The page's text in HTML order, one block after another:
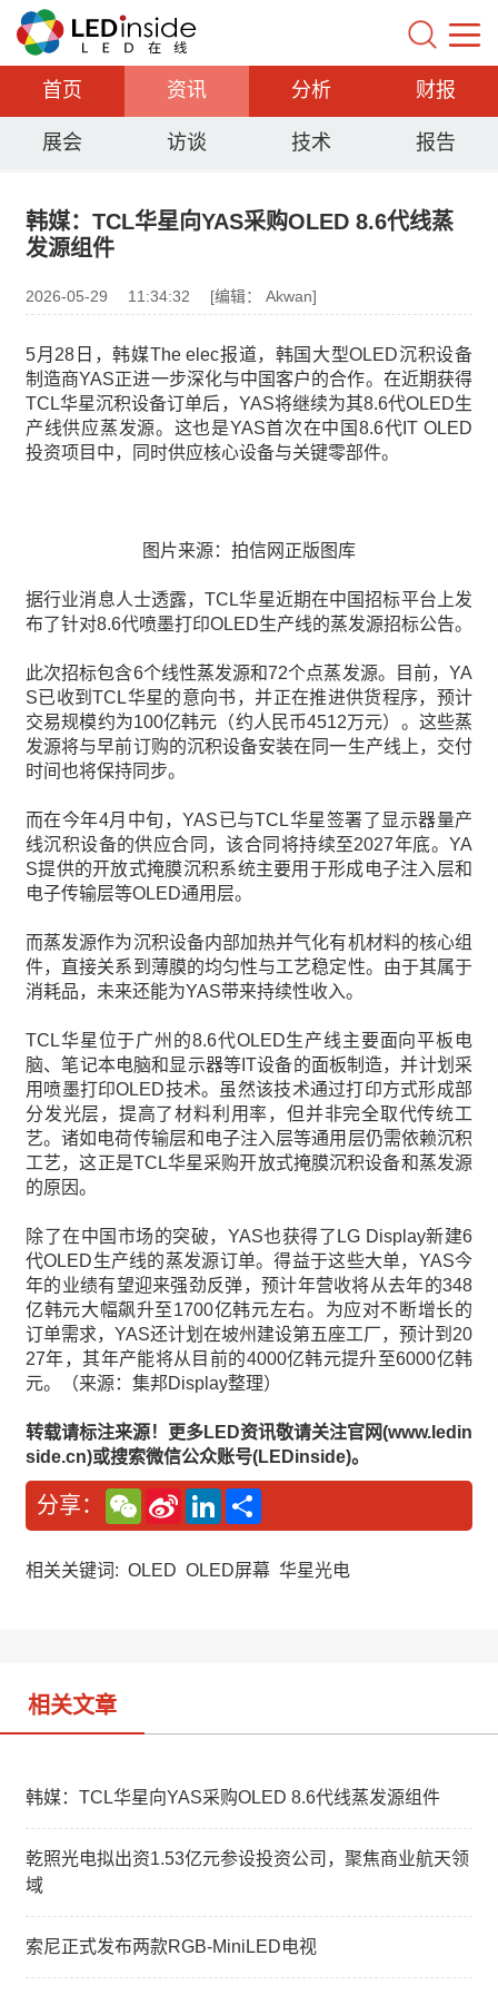
首页 资讯 分析 财报
展会 访谈 技术 报告
韩媒：TCL华星向YAS采购OLED 8.6代线蒸
发源组件
2026-05-29 11:34:32 [编辑： Akwan]
5月28日，韩媒The elec报道，韩国大型OLED沉积设备
制造商YAS正进一步深化与中国客户的合作。在近期获得
TCL华星沉积设备订单后，YAS将继续为其8.6代OLED生
产线供应蒸发源。这也是YAS首次在中国8.6代IT OLED
投资项目中，同时供应核心设备与关键零部件。
图片来源：拍信网正版图库
据行业消息人士透露，TCL华星近期在中国招标平台上发
布了针对8.6代喷墨打印OLED生产线的蒸发源招标公告。
此次招标包含6个线性蒸发源和72个点蒸发源。目前，YA
S已收到TCL华星的意向书，并正在推进供货程序，预计
交易规模约为100亿韩元（约人民币4512万元）。这些蒸
发源将与早前订购的沉积设备安装在同一生产线上，交付
时间也将保持同步。
而在今年4月中旬，YAS已与TCL华星签署了显示器量产
线沉积设备的供应合同，该合同将持续至2027年底。YA
S提供的开放式掩膜沉积系统主要用于形成电子注入层和
电子传输层等OLED通用层。
而蒸发源作为沉积设备内部加热并气化有机材料的核心组
件，直接关系到薄膜的均匀性与工艺稳定性。由于其属于
消耗品，未来还能为YAS带来持续性收入。
TCL华星位于广州的8.6代OLED生产线主要面向平板电
脑、笔记本电脑和显示器等IT设备的面板制造，并计划采
用喷墨打印OLED技术。虽然该技术通过打印方式形成部
分发光层，提高了材料利用率，但并非完全取代传统工
艺。诸如电荷传输层和电子注入层等通用层仍需依赖沉积
工艺，这正是TCL华星采购开放式掩膜沉积设备和蒸发源
的原因。
除了在中国市场的突破，YAS也获得了LG Display新建6
代OLED生产线的蒸发源订单。得益于这些大单，YAS今
年的业绩有望迎来强劲反弹，预计年营收将从去年的348
亿韩元大幅飙升至1700亿韩元左右。为应对不断增长的
订单需求，YAS还计划在坡州建设第五座工厂，预计到20
27年，其年产能将从目前的4000亿韩元提升至6000亿韩
元。（来源：集邦Display整理）
转载请标注来源！更多LED资讯敬请关注官网(www.ledin
side.cn)或搜索微信公众账号(LEDinside)。
分享：
W
e
C
a
S
n
W
L
n
e
相关关键词: OLED OLED屏幕 华星光电
相关文章
韩媒：TCL华星向YAS采购OLED 8.6代线蒸发源组件
乾照光电拟出资1.53亿元参设投资公司，聚焦商业航天领
域
索尼正式发布两款RGB-MiniLED电视